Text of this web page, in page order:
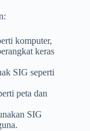
komputer,
keras
SIG seperti
peta dan
SIG